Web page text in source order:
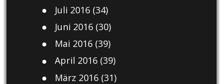
Juli 2016(34)
Juni 2016(30)
Mai 2016(39)
April 2016(39)
März 2016(31)